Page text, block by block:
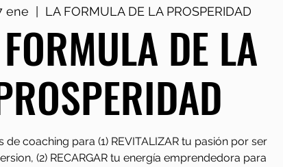
ene LA FORMULA DE LA PROSPERIDAD
DE LA
de coaching para (1) REVITALIZAR tu pasión por ser
(2) RECARGAR tu energía emprendedora para